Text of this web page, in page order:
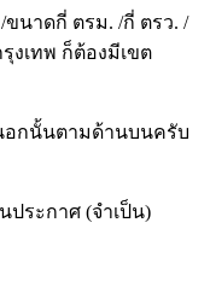
นาดกี่ ตรม. /กี่ ตรว. /
งเทพ ก็ต้องมีเขต
อกนั้นตามด้านบนครับ
ประกาศ (จำเป็น)